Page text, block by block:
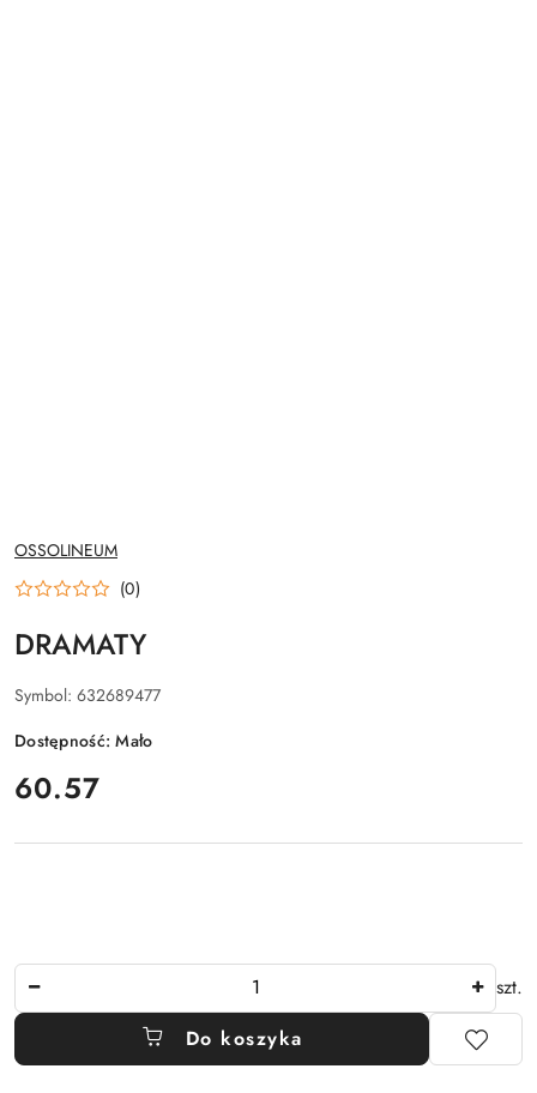
NAZWA
PRODUCENTA:
OSSOLINEUM
(0)
DRAMATY
Symbol: 632689477
Dostępność:Mało
cena:
60.57
szt.
Do koszyka